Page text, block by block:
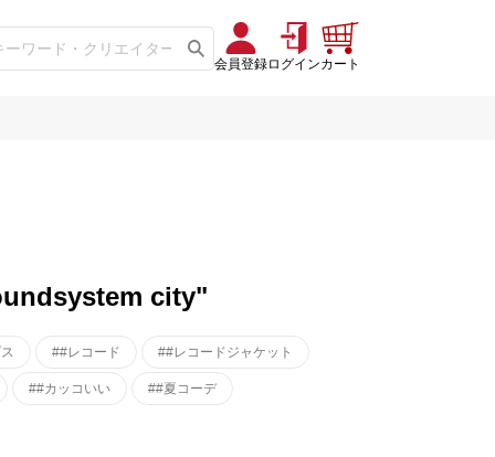
会員登録ログインカート
city"
##レコード ##レコードジャケット
##カッコいい ##夏コーデ